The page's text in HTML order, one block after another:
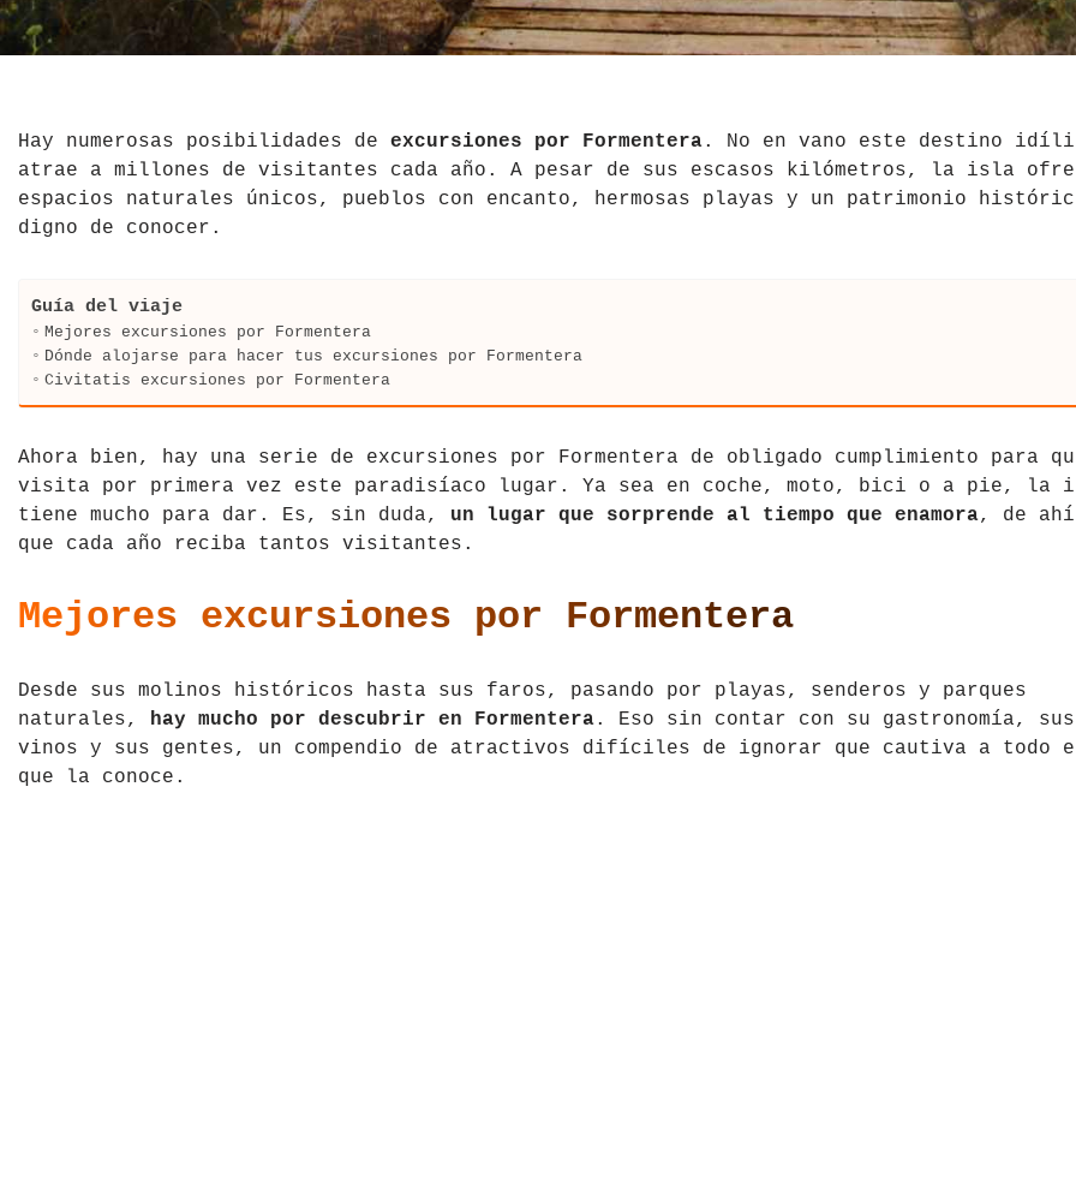
El Salvador
Hawái
México
Paraguay
Perú
República Dominicana
Venezuela
Jordania
La India
Madagascar
Maldivas
Mongolia
Nepal
Qatar
Tailandia
Vietnam
Croacia
Escocia
Eslovenia
Finlandia
Francia
Grecia
Hungría
Inglaterra
Islandia
Italia
Liechtenstein
Hay numerosas posibilidades de excursiones por Formentera. No en vano este destino
atrae a millones de visitantes cada año. A pesar de sus escasos kilómetros, la isla
espacios naturales únicos, pueblos con encanto, hermosas playas y un patrimonio
digno de conocer.
Guía del viaje
Mejores excursiones por Formentera
Dónde alojarse para hacer tus excursiones por Formentera
Civitatis excursiones por Formentera
Ahora bien, hay una serie de excursiones por Formentera de obligado cumplimiento para
visita por primera vez este paradisíaco lugar. Ya sea en coche, moto, bici o a pie, la
tiene mucho para dar. Es, sin duda, un lugar que sorprende al tiempo que enamora, de ahí
que cada año reciba tantos visitantes.
Mejores excursiones por Formentera
Desde sus molinos históricos hasta sus faros, pasando por playas, senderos y parques
naturales, hay mucho por descubrir en Formentera. Eso sin contar con su gastronomía, sus
vinos y sus gentes, un compendio de atractivos difíciles de ignorar que cautiva a todo
que la conoce.